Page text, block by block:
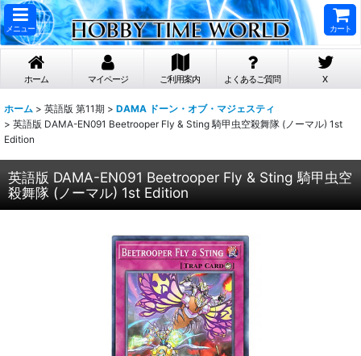
メニュー カート
ホーム マイページ ご利用案内 よくあるご質問 X
ホーム > 英語版 第11期 > DAMA ドーン・オブ・マジェスティ
> 英語版 DAMA-EN091 Beetrooper Fly & Sting 騎甲虫空殺舞隊 (ノーマル) 1st
Edition
英語版 DAMA-EN091 Beetrooper Fly & Sting 騎甲虫空
殺舞隊 (ノーマル) 1st Edition